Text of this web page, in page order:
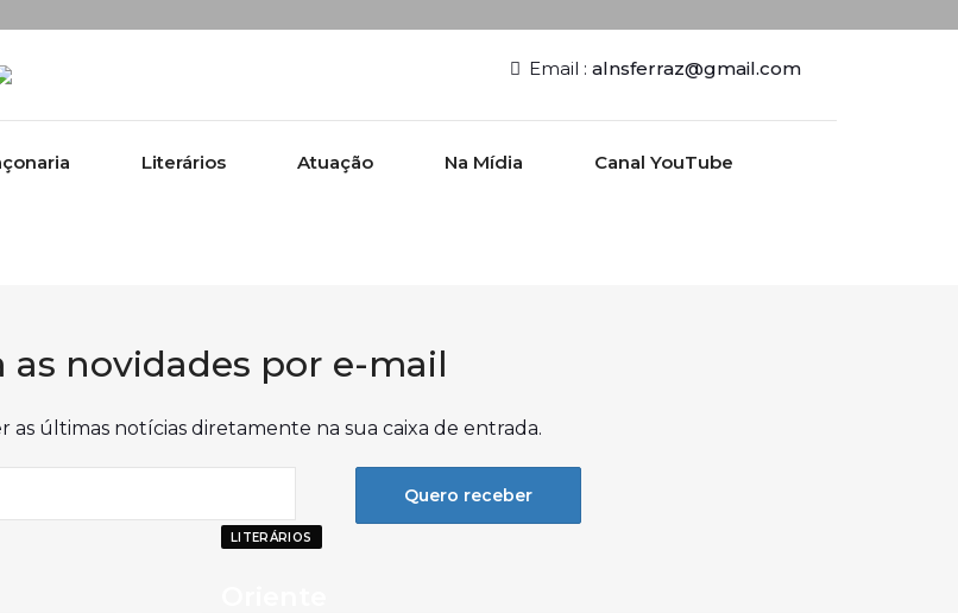
Email : alnsferraz@gmail.com
Literários Atuação Na Mídia Canal YouTube
as novidades por e-mail
as últimas notícias diretamente na sua caixa de entrada.
Quero receber
LITERÁRIOS